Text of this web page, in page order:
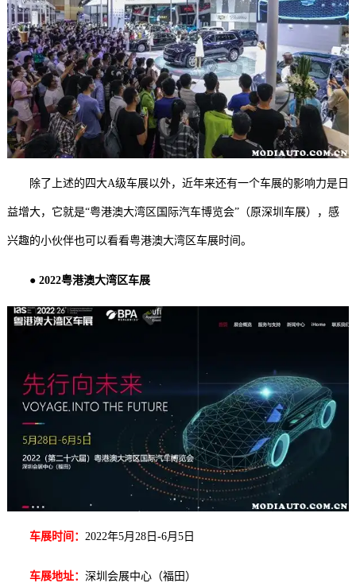
除了上述的四大A级车展以外，近年来还有一个车展的影响力是日
益增大，它就是“粤港澳大湾区国际汽车博览会”（原深圳车展），感
兴趣的小伙伴也可以看看粤港澳大湾区车展时间。
● 2022粤港澳大湾区车展
车展时间： 2022年5月28日-6月5日
车展地址： 深圳会展中心（福田）